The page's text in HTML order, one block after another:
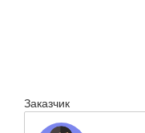
Заказчик